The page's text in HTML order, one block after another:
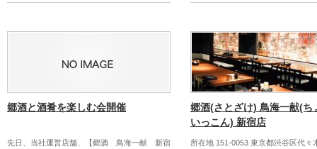
郷酒と酒肴を楽しむ会開催
先日、当社運営店舗、【郷酒 鳥海一献 新宿
郷酒(さとざけ) 鳥海一献(ち
いっこん) 新宿店
所在地 151-0053 東京都渋谷区代々